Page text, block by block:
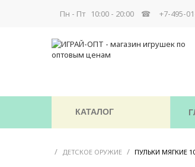
Пн - Пт 10:00 - 20:00 ☎ +7-495-
КАТАЛОГ
/ ДЕТСКОЕ ОРУЖИЕ / ПУЛЬКИ МЯГКИЕ